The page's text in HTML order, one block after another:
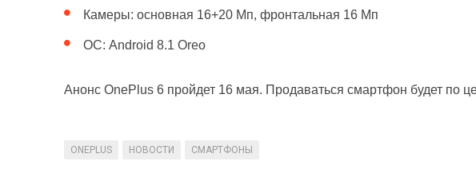
Камеры: основная 16+20 Мп, фронтальная 16 Мп
ОС: Android 8.1 Oreo
Анонс OnePlus 6 пройдет 16 мая. Продаваться смартфон будет по
ONEPLUS НОВОСТИ СМАРТФОНЫ